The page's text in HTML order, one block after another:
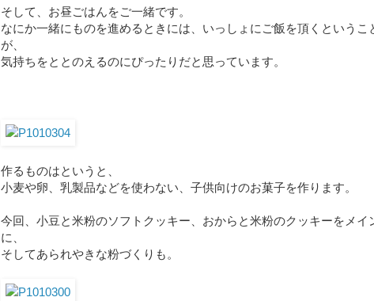
そして、お昼ごはんをご一緒です。
なにか一緒にものを進めるときには、いっしょにご飯を頂くというこ
が、
気持ちをととのえるのにぴったりだと思っています。
作るものはというと、
小麦や卵、乳製品などを使わない、子供向けのお菓子を作ります。
今回、小豆と米粉のソフトクッキー、おからと米粉のクッキーをメイ
に、
そしてあられやきな粉づくりも。